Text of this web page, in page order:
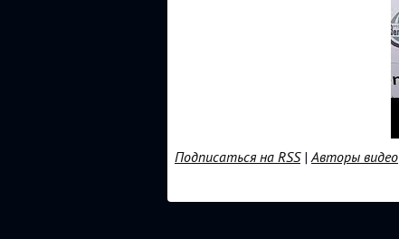
Подписаться на RSS|Авторы видео